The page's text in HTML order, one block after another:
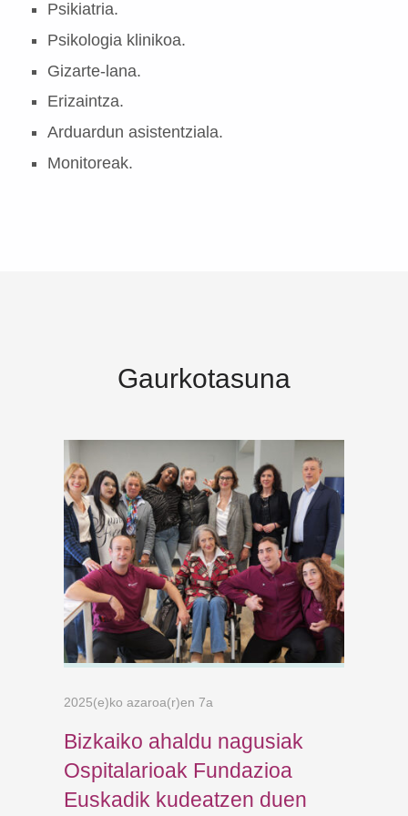
Psikiatria.
Psikologia klinikoa.
Gizarte-lana.
Erizaintza.
Arduardun asistentziala.
Monitoreak.
Gaurkotasuna
2025(e)ko azaroa(r)en 7a
Bizkaiko ahaldu nagusiak
Ospitalarioak Fundazioa
Euskadik kudeatzen duen